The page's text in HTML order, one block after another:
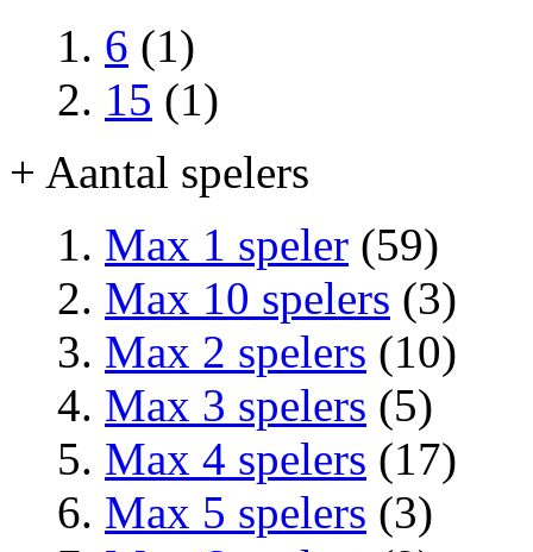
6 (1)
15 (1)
+ Aantal spelers
Max 1 speler (59)
Max 10 spelers (3)
Max 2 spelers (10)
Max 3 spelers (5)
Max 4 spelers (17)
Max 5 spelers (3)